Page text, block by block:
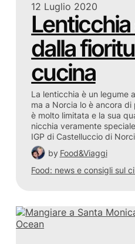
12 Luglio 2020
Lenticchia
dalla
cucina
La lenticchia è un legume
ma a Norcia lo è ancora
è molto limitata e la sua
nicchia veramente
IGP di Castelluccio di
by Food&Viaggi
Food: news e consigli sul